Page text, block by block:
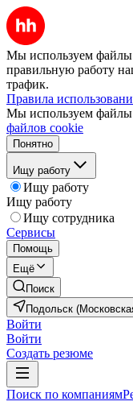
Мы используем файлы
правильную работу
трафик.
Правила
Мы используем файлы
файлов cookie
Понятно
Ищу работу
Ищу работу
Ищу работу
Ищу сотрудника
Сервисы
Помощь
Ещё
Поиск
Подольск
Войти
Войти
Создать резюме
Поиск по компаниям